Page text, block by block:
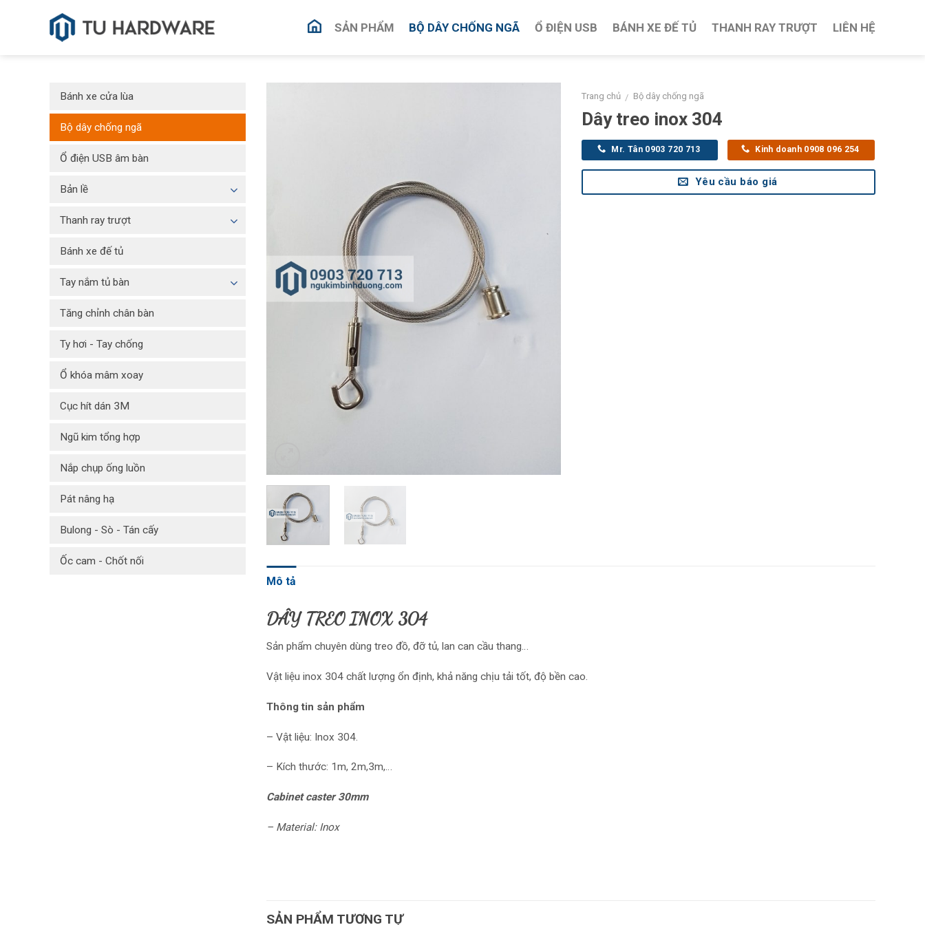
SẢN PHẨM BỘ DÂY CHỐNG NGÃ Ổ ĐIỆN USB BÁNH XE ĐẾ TỦ THANH RAY TRƯỢT LIÊN HỆ
Trang chủ / Bộ dây chống ngã
Dây treo inox 304
Mr. Tân 0903 720 713 Kinh doanh 0908 096 254
Yêu cầu báo giá
Mô tả
DÂY TREO INOX 304
Sản phẩm chuyên dùng treo đồ, đỡ tủ, lan can cầu thang…
Vật liệu inox 304 chất lượng ổn định, khả năng chịu tải tốt, độ bền cao.
Thông tin sản phẩm
– Vật liệu: Inox 304.
– Kích thước: 1m, 2m,3m,…
Cabinet caster 30mm
– Material: Inox
SẢN PHẨM TƯƠNG TỰ
Bánh xe cửa lùa
Bộ dây chống ngã
Ổ điện USB âm bàn
Bản lề
Thanh ray trượt
Bánh xe đế tủ
Tay nắm tủ bàn
Tăng chỉnh chân bàn
Ty hơi - Tay chống
Ổ khóa mâm xoay
Cục hít dán 3M
Ngũ kim tổng hợp
Nắp chụp ống luồn
Pát nâng hạ
Bulong - Sò - Tán cấy
Ốc cam - Chốt nối